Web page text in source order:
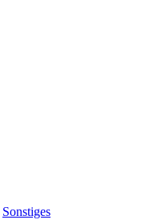
Sonstiges